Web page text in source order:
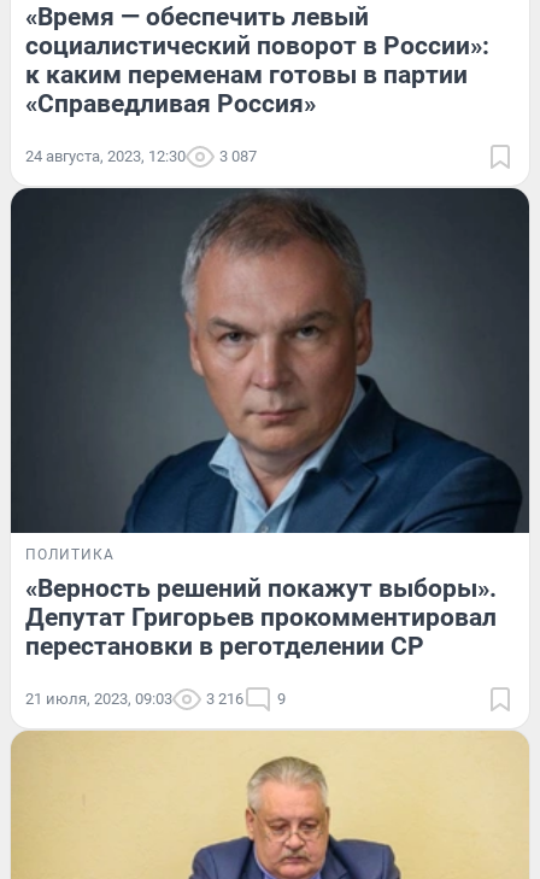
«Время — обеспечить левый
социалистический поворот в России»:
к каким переменам готовы в партии
«Справедливая Россия»
24 августа, 2023, 12:30 3 087
ПОЛИТИКА
«Верность решений покажут выборы».
Депутат Григорьев прокомментировал
перестановки в реготделении СР
21 июля, 2023, 09:03 3 216 9